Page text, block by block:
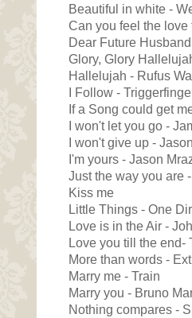
Beautiful in white -
Can you feel the
Dear Future
Glory, Glory
Hallelujah - Rufus
I Follow -
If a Song could get
I won't let you go -
I won't give up -
I'm yours - Jason
Just the way you are
Kiss me
Little Things - One
Love is in the Air -
Love you till the end-
More than words -
Marry me - Train
Marry you - Bruno
Nothing compares -